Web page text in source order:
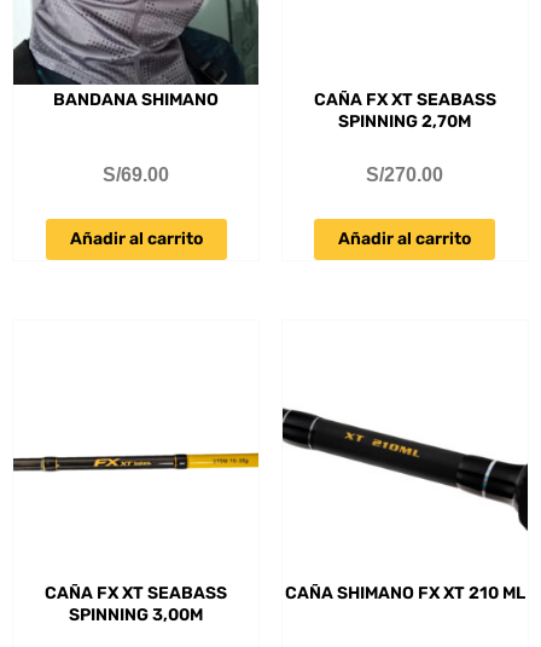
BANDANA SHIMANO
S/69.00
Añadir al carrito
CAÑA FX XT SEABASS
SPINNING 2,70M
S/270.00
Añadir al carrito
CAÑA FX XT SEABASS
SPINNING 3,00M
CAÑA SHIMANO FX XT 210 ML